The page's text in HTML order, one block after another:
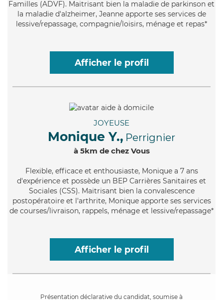
Familles (ADVF). Maitrisant bien la maladie de parkinson et
la maladie d'alzheimer, Jeanne apporte ses services de
lessive/repassage, compagnie/loisirs, ménage et repas*
Afficher le profil
JOYEUSE
Monique Y., Perrignier
à 5km de chez Vous
Flexible, efficace et enthousiaste, Monique a 7 ans
d'expérience et possède un BEP Carrières Sanitaires et
Sociales (CSS). Maitrisant bien la convalescence
postopératoire et l'arthrite, Monique apporte ses services
de courses/livraison, rappels, ménage et lessive/repassage*
Afficher le profil
Présentation déclarative du candidat, soumise à